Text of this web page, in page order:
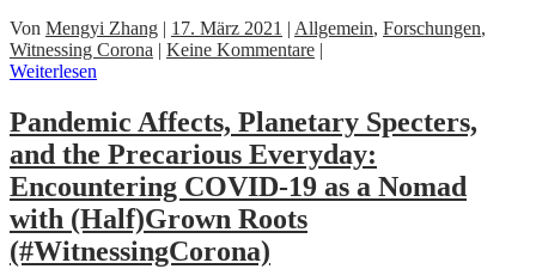
Von Mengyi Zhang | 17. März 2021 | Allgemein, Forschungen,
Witnessing Corona | Keine Kommentare |
Weiterlesen
Pandemic Affects, Planetary Specters,
and the Precarious Everyday:
Encountering COVID-19 as a Nomad
with (Half)Grown Roots
(#WitnessingCorona)